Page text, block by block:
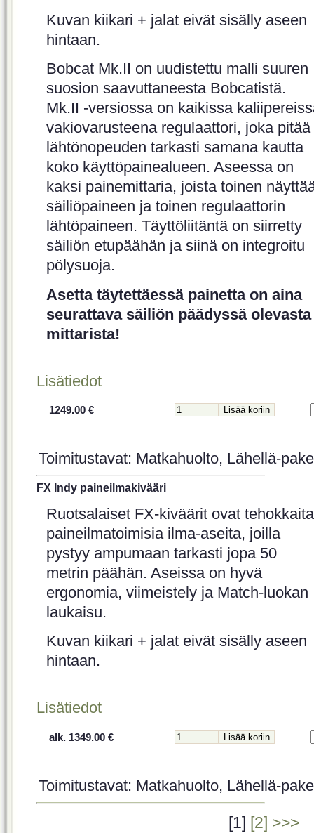
Kuvan kiikari + jalat eivät sisälly aseen
hintaan.
Bobcat Mk.II on uudistettu malli suuren
suosion saavuttaneesta Bobcatistä.
Mk.II -versiossa on kaikissa
vakiovarusteena regulaattori, joka pitää
lähtönopeuden tarkasti samana kautta
koko käyttöpainealueen. Aseessa on
kaksi painemittaria, joista toinen
säiliöpaineen ja toinen regulaattorin
lähtöpaineen. Täyttöliitäntä on siirretty
säiliön etupäähän ja siinä on integroitu
pölysuoja.
Asetta täytettäessä painetta on aina
seurattava säiliön päädyssä olevasta
mittarista!
Lisätiedot
1249.00 €
Toimitustavat: Matkahuolto, Lähellä-
FX Indy paineilmakivääri
Ruotsalaiset FX-kiväärit ovat tehokkaita
paineilmatoimisia ilma-aseita, joilla
pystyy ampumaan tarkasti jopa 50
metrin päähän. Aseissa on hyvä
ergonomia, viimeistely ja Match-luokan
laukaisu.
Kuvan kiikari + jalat eivät sisälly aseen
hintaan.
Lisätiedot
alk. 1349.00 €
Toimitustavat: Matkahuolto, Lähellä-
[1] [2] >>>